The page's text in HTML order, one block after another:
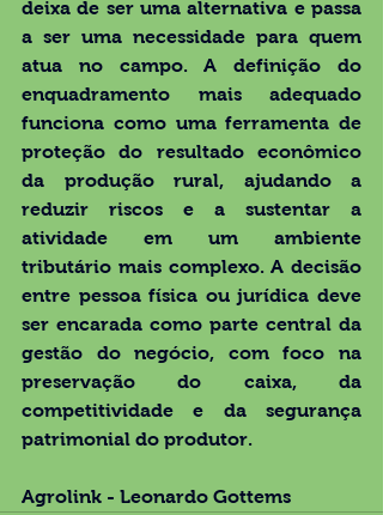
deixa de ser uma alternativa e passa
a ser uma necessidade para quem
atua no campo. A definição do
enquadramento mais adequado
funciona como uma ferramenta de
proteção do resultado econômico
da produção rural, ajudando a
reduzir riscos e a sustentar a
atividade em um ambiente
tributário mais complexo. A decisão
entre pessoa física ou jurídica deve
ser encarada como parte central da
gestão do negócio, com foco na
preservação do caixa, da
competitividade e da segurança
patrimonial do produtor.
Agrolink - Leonardo Gottems